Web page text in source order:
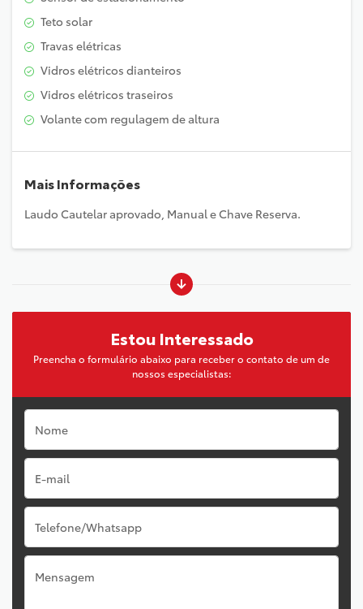
Teto solar
Travas elétricas
Vidros elétricos dianteiros
Vidros elétricos traseiros
Volante com regulagem de altura
Mais Informações
Laudo Cautelar aprovado, Manual e Chave Reserva.
Estou Interessado
Preencha o formulário abaixo para receber o contato de um de
nossos especialistas: